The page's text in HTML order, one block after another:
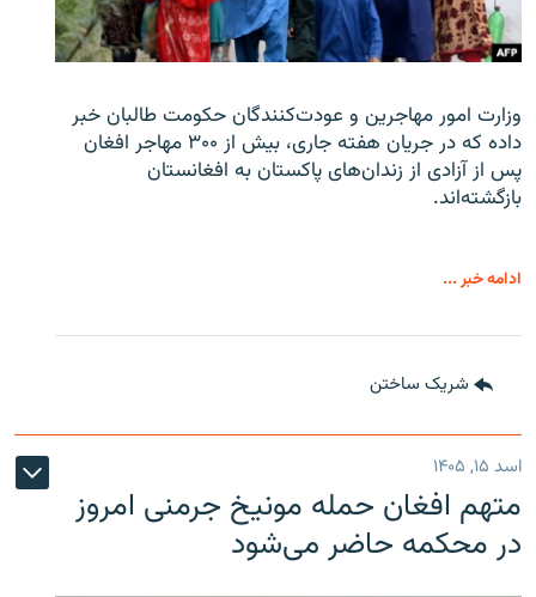
وزارت امور مهاجرین و عودت‌کنندگان حکومت طالبان خبر
داده که در جریان هفته جاری، بیش از ۳۰۰ مهاجر افغان
پس از آزادی از زندان‌های پاکستان به افغانستان
بازگشته‌اند.
ادامه خبر ...
شریک ساختن
اسد ۱۵, ۱۴۰۵
متهم افغان حمله مونیخ جرمنی امروز
در محکمه حاضر می‌شود